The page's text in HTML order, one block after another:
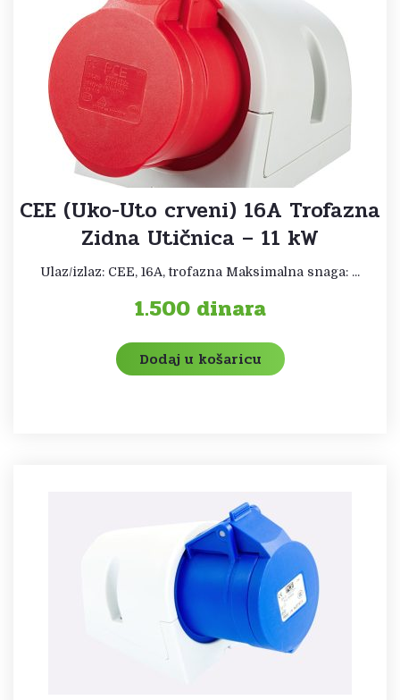
CEE (Uko-Uto crveni) 16A Trofazna
Zidna Utičnica – 11 kW
Ulaz/izlaz: CEE, 16A, trofazna Maksimalna snaga: ...
1.500 dinara
Dodaj u košaricu